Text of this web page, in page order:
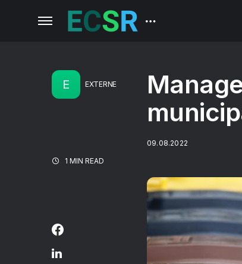
E EXTERNE
1 MIN READ
09.08.2022